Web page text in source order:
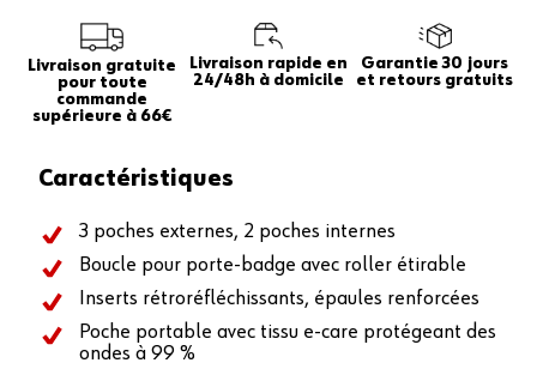
Livraison gratuite
pour toute
commande
supérieure à 66€
Livraison rapide en
24/48h à domicile
Garantie 30 jours
et retours gratuits
Caractéristiques
3 poches externes, 2 poches internes
Boucle pour porte-badge avec roller étirable
Inserts rétroréfléchissants, épaules renforcées
Poche portable avec tissu e-care protégeant des
ondes à 99 %